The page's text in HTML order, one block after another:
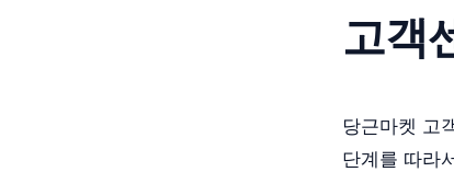
고객
당근마켓 고
단계를 따라